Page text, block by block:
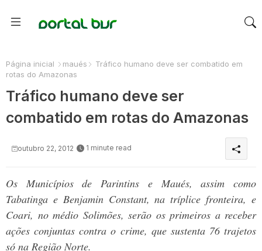
Página inicial maués
Tráfico humano deve ser combatido em
rotas do Amazonas
Tráfico humano deve ser
combatido em rotas do Amazonas
outubro 22, 2012 1 minute read
Os Municípios de Parintins e Maués, assim como
Tabatinga e Benjamin Constant, na tríplice fronteira, e
Coari, no médio Solimões, serão os primeiros a receber
ações conjuntas contra o crime, que sustenta 76 trajetos
só na Região Norte.